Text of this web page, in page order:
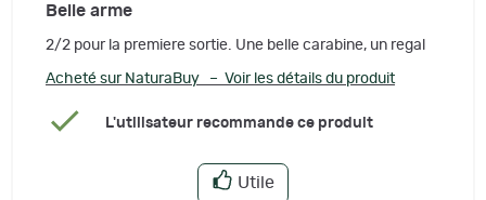
Belle arme
2/2 pour la premiere sortie. Une belle carabine, un regal
Acheté sur NaturaBuy – Voir les détails du produit
L'utilisateur recommande ce produit
Utile